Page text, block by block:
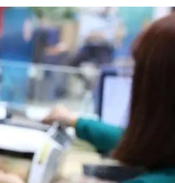
Hoa Cỏ May sau 25 năm: Nhan sắc thăng hạng
thời mới vào nghề
phụ nữ bất ngờ nhặt được tờ vé số trúng 31
thẻ tín dụng?
Hồng Huệ SN 1998 và 11 người liên quan 120 tỷ
lý nam
nhẫn ngày 7/8 tại SJC, Bảo Tín Mạnh Hải, Bảo
Phú Quý,... đồng loạt giảm
yêu cầu đẩy nhanh tiến độ siêu dự án
án bất động sản được tháo gỡ vưỡng mắc
cả nước dùng trong nửa năm, Trung Quốc vẫn